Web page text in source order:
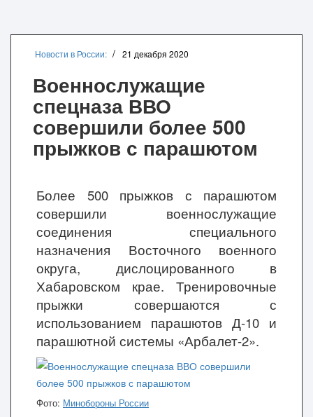
Новости в России: 21 декабря 2020
Военнослужащие
спецназа ВВО
совершили более 500
прыжков с парашютом
Более 500 прыжков с парашютом
совершили военнослужащие
соединения специального
назначения Восточного военного
округа, дислоцированного в
Хабаровском крае. Тренировочные
прыжки совершаются с
использованием парашютов Д-10 и
парашютной системы «Арбалет-2».
Фото: Минобороны России